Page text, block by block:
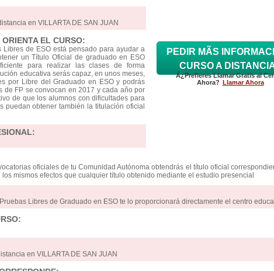
PEDIR MÃS
CURSO A
Â¿Prefieres Llamar Gratis al
Ahora? Llamar Ahora
en VILLARTA DE SAN JUAN
EL CURSO:
de ESO está pensado para ayudar a
un Título Oficial de graduado en ESO
para realizar las clases de forma
educativa serás capaz, en unos meses,
por Libre del Graduado en ESO y podrás
de FP se convocan en 2017 y cada año por
de que los alumnos con dificultades para
puedan obtener también la titulación oficial
oficiales de tu Comunidad Autónoma obtendrás el título oficial
mismos efectos que cualquier título obtenido mediante el estudio presencial
Libres de Graduado en ESO te lo proporcionará directamente el centro
en VILLARTA DE SAN JUAN